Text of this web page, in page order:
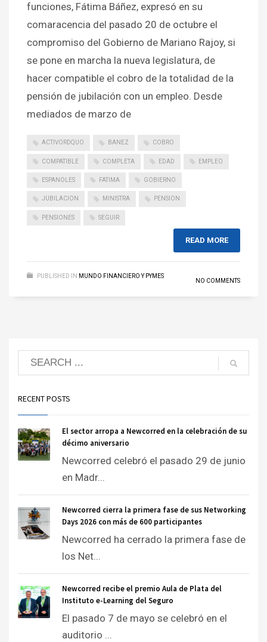
funciones, Fátima Báñez, expresó en su
comaracencia del pasado 20 de octubre el
compromiso del Gobierno de Mariano Rajoy, si
se pone en marcha la nueva legislatura, de
hacer compatible el cobro de la totalidad de la
pensión de jubilación con un empleo. Desde
mediados de marzo de
ACTIVORDQUO BANEZ COBRO
COMPATIBLE COMPLETA EDAD EMPLEO
ESPANOLES FATIMA GOBIERNO
JUBILACION MINISTRA PENSION
PENSIONES SEGUIR
READ MORE
PUBLISHED IN MUNDO FINANCIERO Y PYMES
NO COMMENTS
RECENT POSTS
El sector arropa a Newcorred en la celebración de su
décimo aniversario
Newcorred celebró el pasado 29 de junio
en Madr...
Newcorred cierra la primera fase de sus Networking
Days 2026 con más de 600 participantes
Newcorred ha cerrado la primera fase de
los Net...
Newcorred recibe el premio Aula de Plata del
Instituto e-Learning del Seguro
El pasado 7 de mayo se celebró en el
auditorio ...